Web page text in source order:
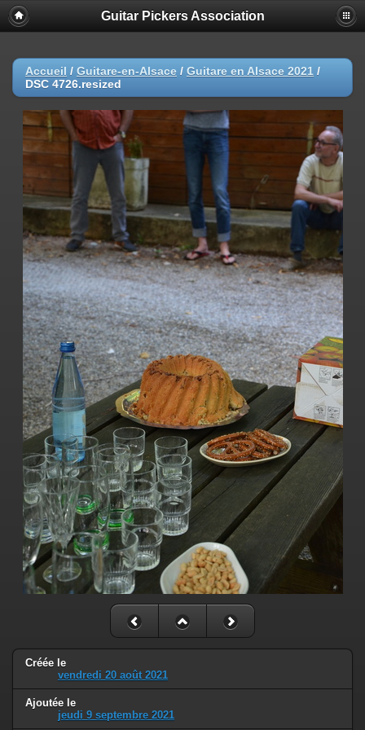
Guitar Pickers Association
Accueil / Guitare-en-Alsace / Guitare en Alsace 2021 /
DSC 4726.resized
Créée le
vendredi 20 août 2021
Ajoutée le
jeudi 9 septembre 2021